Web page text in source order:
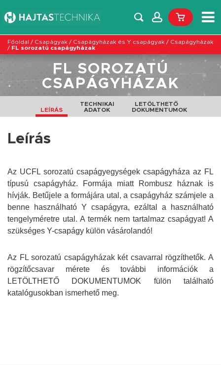
Főoldal / Csapágyak / Csapágyházak és Y csapágyak / Csapágyházak
/ FL sorozatú csapágyházak
FL SOROZATÚ
CSAPÁGYHÁZAK
LEÍRÁS
TECHNIKAI
ADATOK
LETÖLTHETŐ
DOKUMENTUMOK
Leírás
Az UCFL sorozatú csapágyegységek csapágyháza az FL
típusú csapágyház. Formája miatt Rombusz háznak is
hívják. Betűjele a formájára utal, a csapágyház számjele a
benne használható Y csapágyra, ezáltal a használható
tengelyméretre utal. A termék nem tartalmaz csapágyat! A
szükséges Y-csapágy külön vásárolandó!
Az FL sorozatú csapágyházak két csavarral rögzíthetők. A
rögzítőcsavar mérete és további információk a
LETÖLTHETŐ DOKUMENTUMOK fülön található
katalógusokban ismerhető meg.